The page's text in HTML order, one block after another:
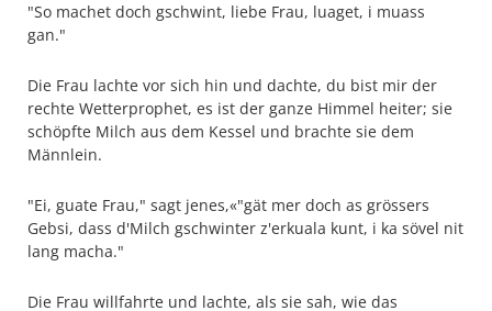
"So machet doch gschwint, liebe Frau, luaget, i muass
gan."
Die Frau lachte vor sich hin und dachte, du bist mir der
rechte Wetterprophet, es ist der ganze Himmel heiter; sie
schöpfte Milch aus dem Kessel und brachte sie dem
Männlein.
"Ei, guate Frau," sagt jenes,«"gät mer doch as grössers
Gebsi, dass d'Milch gschwinter z'erkuala kunt, i ka sövel nit
lang macha."
Die Frau willfahrte und lachte, als sie sah, wie das